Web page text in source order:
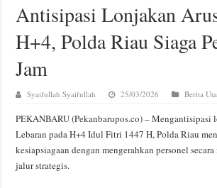
Antisipasi Lonjakan
H+4, Polda Riau Siaga
Jam
Syaifullah Syaifullah 25/03/2026 Berita
PEKANBARU (Pekanbarupos.co) – Mengantisipasi
Lebaran pada H+4 Idul Fitri 1447 H, Polda Riau
kesiapsiagaan dengan mengerahkan personel
jalur strategis.